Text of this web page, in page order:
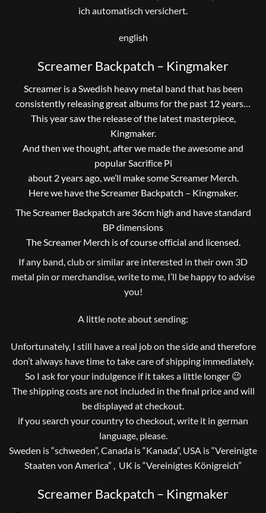
ich automatisch versichert.
english
Screamer Backpatch – Kingmaker
Screamer is a Swedish heavy metal band that has been
consistently releasing great albums for the past 12 years…
This year saw the release of the latest masterpiece,
Kingmaker.
And then we thought, after we made the awesome and
popular Sacrifice Pi
about 2 years ago, we’ll make some Screamer Merch.
Here we have the Screamer Backpatch – Kingmaker.
The Screamer Backpatch are 36cm high and have standard
BP dimensions
The Screamer Merch is of course official and licensed.
If any band, club or similar are interested in their own 3D
metal pin or merchandise, write to me, I’ll be happy to advise
you!
A little note about sending:
Unfortunately, I still have a real job on the side and therefore
don’t always have time to take care of shipping immediately.
So I ask for your indulgence if it takes a little longer 😉
The shipping costs are not included in the final price and will
be displayed at checkout.
if you search your country to checkout, write it in german
language, please.
Sweden is “schweden”, Canada is “Kanada”, USA is “Vereinigte
Staaten von America” , UK is “Vereinigtes Königreich”
Screamer Backpatch – Kingmaker